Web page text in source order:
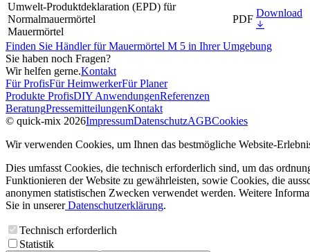
Umwelt-Produktdeklaration (EPD) für
Normalmauermörtel
Mauermörtel
PDF
Download
Finden Sie Händler für Mauermörtel M 5 in Ihrer Umgebung
Sie haben noch Fragen?
Wir helfen gerne.Kontakt
Für ProfisFür HeimwerkerFür Planer
Produkte ProfisDIY AnwendungenReferenzen
BeratungPressemitteilungenKontakt
© quick-mix 2026ImpressumDatenschutzAGBCookies
Wir verwenden Cookies, um Ihnen das bestmögliche Website-
Dies umfasst Cookies, die technisch erforderlich sind, um das
Funktionieren der Website zu gewährleisten, sowie Cookies, die
anonymen statistischen Zwecken verwendet werden. Weitere
Sie in unsererDatenschutzerklärung.
Technisch erforderlich
Statistik